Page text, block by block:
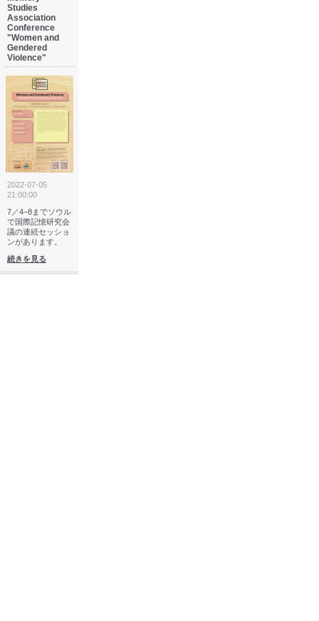
Studies
Association
Conference
"Women and
Gendered
Violence"
2022-07-05
21:00:00
7／4−8までソウル
で国際記憶研究会
議の連続セッショ
ンがあります。
続きを見る